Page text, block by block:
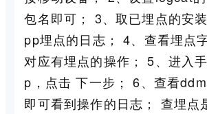
包名即可； 3、取已埋点的安
pp埋点的日志； 4、查看埋点
对应有埋点的操作； 5、进入
p，点击 下一步； 6、查看
即可看到操作的日志； 查埋点